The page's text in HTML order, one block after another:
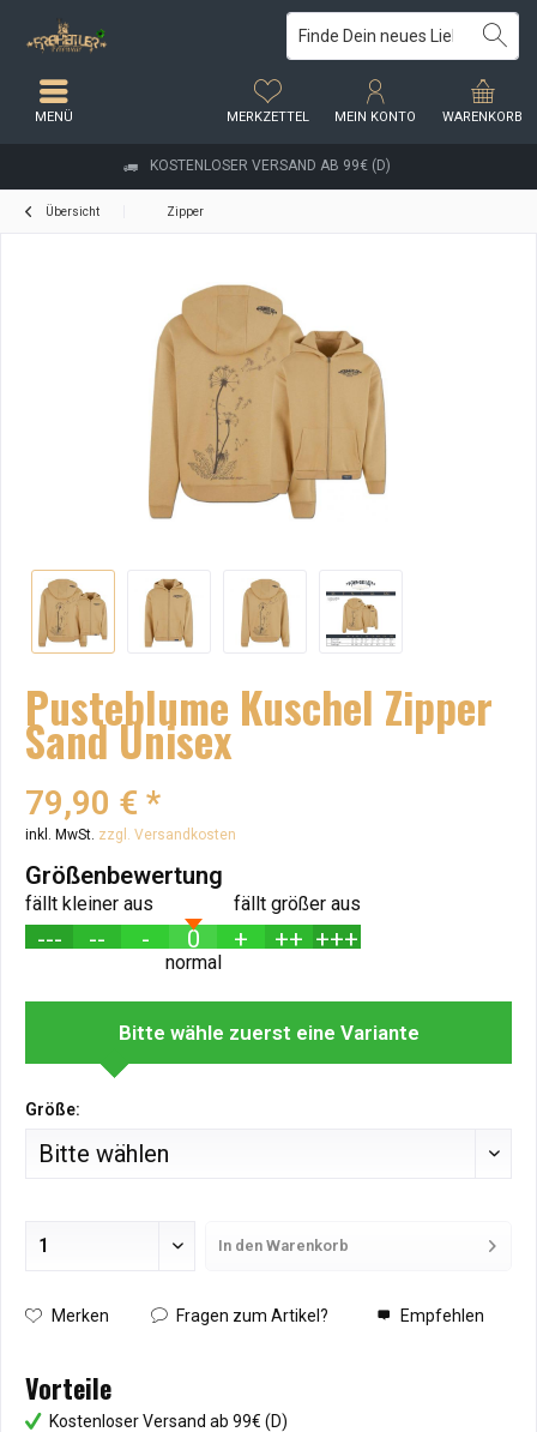
KOSTENLOSER VERSAND AB 99€ (D)
WARENKORB
MERKZETTEL MEIN KONTO
MENÜ
Übersicht Zipper
Pusteblume Kuschel Zipper
Sand Unisex
79,90 € *
inkl. MwSt. zzgl. Versandkosten
Größenbewertung
fällt größer aus
fällt kleiner aus
--- -- - 0 + ++ +++
normal
Bitte wähle zuerst eine Variante
Größe:
In den Warenkorb
Merken Fragen zum Artikel? Empfehlen
Vorteile
Kostenloser Versand ab 99€ (D)